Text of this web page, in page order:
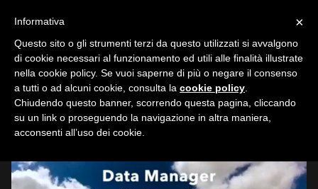
All
×
Informativa
Questo sito o gli strumenti terzi da questo utilizzati si avvalgono
di cookie necessari al funzionamento ed utili alle finalità illustrate
nella cookie policy. Se vuoi saperne di più o negare il consenso
a tutti o ad alcuni cookie, consulta la cookie policy
Chiudendo questo banner, scorrendo questa pagina, cliccando
su un link o proseguendo la navigazione in altra maniera,
acconsenti all’uso dei cookie.